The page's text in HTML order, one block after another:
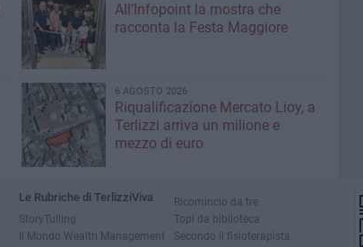
All’Infopoint la mostra che
racconta la Festa Maggiore
6 AGOSTO 2026
Riqualificazione Mercato Lioy, a
Terlizzi arriva un milione e
mezzo di euro
Le Rubriche di TerlizziViva
StoryTulling
Il Mondo Wealth Management
Ricomincio da tre
Topi da biblioteca
Secondo il fisioterapista